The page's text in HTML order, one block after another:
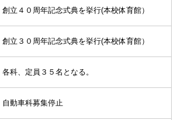
創立４０周年記念式典を挙行(本校体育館）
創立３０周年記念式典を挙行(本校体育館）
各科、定員３５名となる。
自動車科募集停止